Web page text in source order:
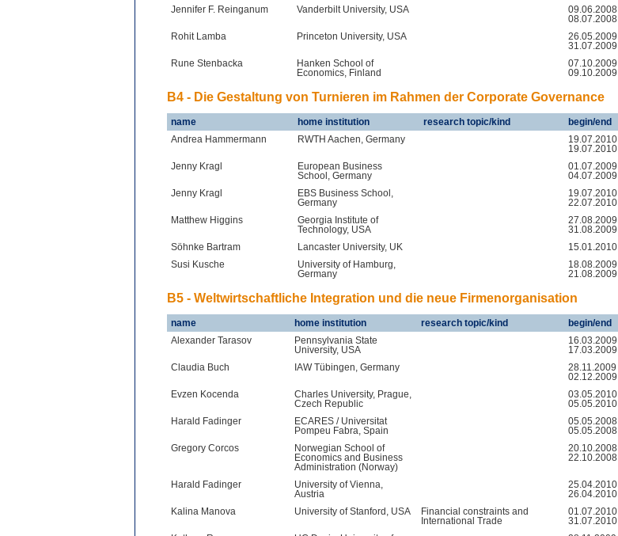
Jennifer F. Reinganum
Vanderbilt University, USA
09.06.2008
08.07.2008
Rohit Lamba
Princeton University, USA
26.05.2009
31.07.2009
Rune Stenbacka
Hanken School of
Economics, Finland
07.10.2009
09.10.2009
B4 - Die Gestaltung von Turnieren im Rahmen der Corporate Governance
name home institution research topic/kind
begin/end
Andrea Hammermann
RWTH Aachen, Germany
19.07.2010
19.07.2010
Jenny Kragl
European Business
School, Germany
01.07.2009
04.07.2009
Jenny Kragl
EBS Business School,
Germany
19.07.2010
22.07.2010
Matthew Higgins
Georgia Institute of
Technology, USA
27.08.2009
31.08.2009
Söhnke Bartram
Lancaster University, UK
15.01.2010
Susi Kusche
University of Hamburg,
Germany
18.08.2009
21.08.2009
B5 - Weltwirtschaftliche Integration und die neue Firmenorganisation
name home institution research topic/kind
begin/end
Alexander Tarasov
Pennsylvania State
University, USA
16.03.2009
17.03.2009
Claudia Buch
IAW Tübingen, Germany
28.11.2009
02.12.2009
Evzen Kocenda
Charles University, Prague,
Czech Republic
03.05.2010
05.05.2010
Harald Fadinger
ECARES / Universitat
Pompeu Fabra, Spain
05.05.2008
05.05.2008
Gregory Corcos
Norwegian School of
Economics and Business
Administration (Norway)
20.10.2008
22.10.2008
Harald Fadinger
University of Vienna,
Austria
25.04.2010
26.04.2010
Kalina Manova
University of Stanford, USA
Financial constraints and
International Trade
01.07.2010
31.07.2010